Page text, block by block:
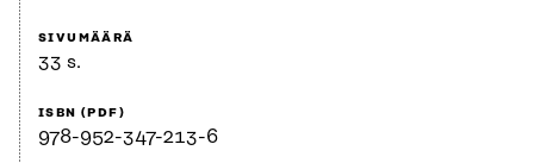
SIVUMÄÄRÄ
33 s.
ISBN (PDF)
978-952-347-213-6